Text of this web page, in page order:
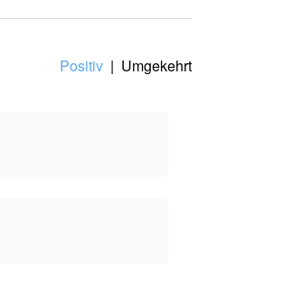
Positiv | Umgekehrt